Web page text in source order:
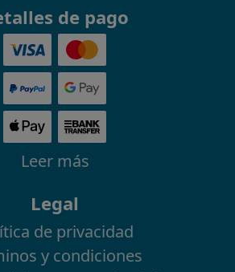
de pago
Leer más
Legal
de privacidad
y condiciones